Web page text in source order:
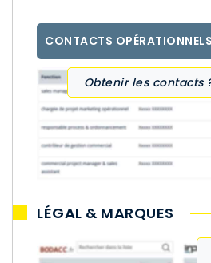
CONTACTS OPÉRATIONNELS
Obtenir les contacts
LÉGAL & MARQUES